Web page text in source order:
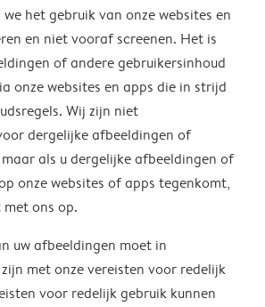
het gebruik van onze websites en
en niet vooraf screenen. Het is
of andere gebruikersinhoud
onze websites en apps die in strijd
Wij zijn niet
dergelijke afbeeldingen of
als u dergelijke afbeeldingen of
onze websites of apps tegenkomt,
ons op.
uw afbeeldingen moet in
met onze vereisten voor redelijk
voor redelijk gebruik kunnen